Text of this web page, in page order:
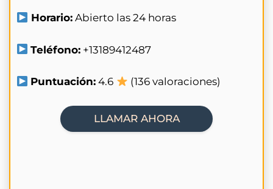
Horario: Abierto las 24 horas
Teléfono: +13189412487
Puntuación: 4.6 (136 valoraciones)
LLAMAR AHORA